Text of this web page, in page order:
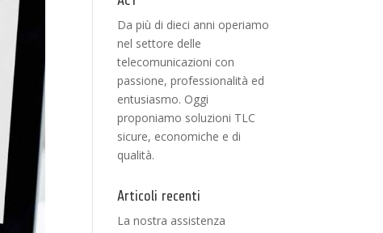
Da più di dieci anni operiamo
nel settore delle
telecomunicazioni con
passione, professionalità ed
entusiasmo. Oggi
proponiamo soluzioni TLC
sicure, economiche e di
qualità.
Articoli recenti
La nostra assistenza